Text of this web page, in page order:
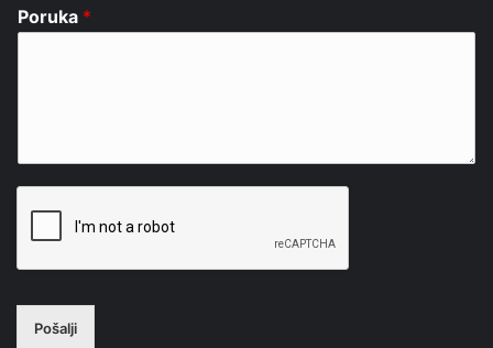
Poruka *
Pošalji